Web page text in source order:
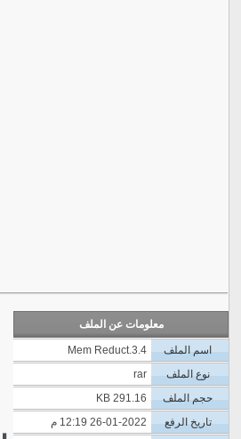
معلومات عن الملف
اسم الملف
Mem Reduct.3.4
نوع الملف
rar
حجم الملف
291.16 KB
تاريخ الرفع
26-01-2022 12:19 م